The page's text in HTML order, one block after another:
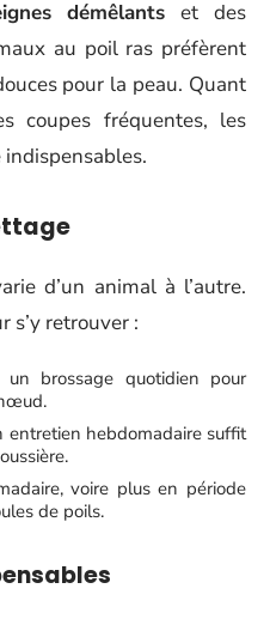
démêlants et des
au poil ras préfèrent
pour la peau. Quant
coupes fréquentes, les
d’un animal à l’autre.
s’y retrouver :
un brossage quotidien pour
entretien hebdomadaire suffit
voire plus en période
de poils.